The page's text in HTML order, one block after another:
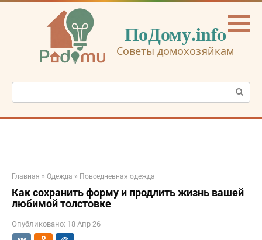
Перейти
ПоДому.info
Советы домохозяйкам
Поиск:
Главная » Одежда » Повседневная одежда
Как сохранить форму и продлить жизнь вашей
любимой толстовке
Опубликовано: 18 Апр 26